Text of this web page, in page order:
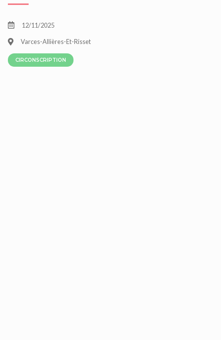
12/11/2025
Varces-Allières-Et-Risset
CIRCONSCRIPTION